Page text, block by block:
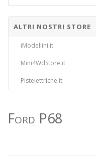
ALTRI NOSTRI STORE
iModellini.it
Mini4WdStore.it
Pistelettriche.it
Ford P68